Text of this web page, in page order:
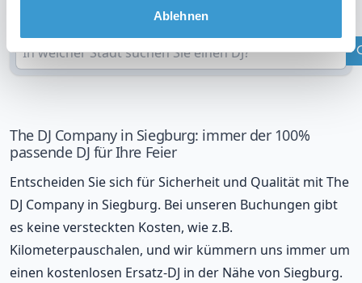
Ablehnen
Überprüfen Sie Ihren Standort
The DJ Company in Siegburg: immer der 100%
passende DJ für Ihre Feier
Entscheiden Sie sich für Sicherheit und Qualität mit The
DJ Company in Siegburg. Bei unseren Buchungen gibt
es keine versteckten Kosten, wie z.B.
Kilometerpauschalen, und wir kümmern uns immer um
einen kostenlosen Ersatz-DJ in der Nähe von Siegburg.